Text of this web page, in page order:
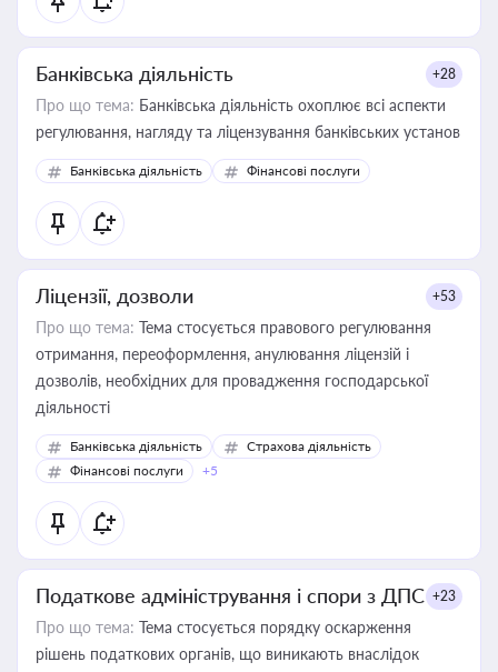
Банківська діяльність +28
Про що тема: Банківська діяльність охоплює всі аспекти
регулювання, нагляду та ліцензування банківських установ
Банківська діяльність Фінансові послуги
Ліцензії, дозволи +53
Про що тема: Тема стосується правового регулювання
отримання, переоформлення, анулювання ліцензій і
дозволів, необхідних для провадження господарської
діяльності
Банківська діяльність
Страхова діяльність
Фінансові послуги
+5
Податкове адміністрування і спори з ДПС +23
Про що тема: Тема стосується порядку оскарження
рішень податкових органів, що виникають внаслідок